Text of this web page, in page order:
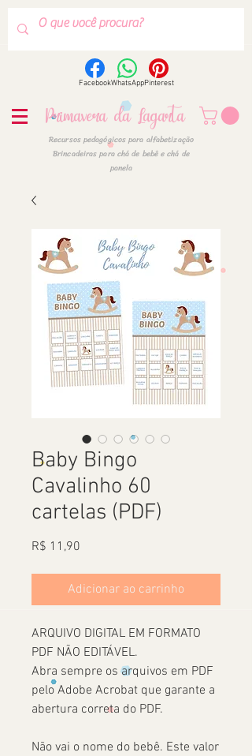
FacebookWhatsAppPinterest
Primavera da Lagarta
Recursos pedagógicos para alfabetização
Brincadeiras para chá de bebê e chá de
panela
Baby Bingo
Cavalinho 60
cartelas (PDF)
R$ 11,90
Adicionar ao carrinho
ARQUIVO DIGITAL EM FORMATO
PDF NÃO EDITÁVEL.
Abra sempre os arquivos em PDF
pelo Adobe Acrobat que garante a
abertura correta do PDF.
Não vai o nome do bebê. Este valor